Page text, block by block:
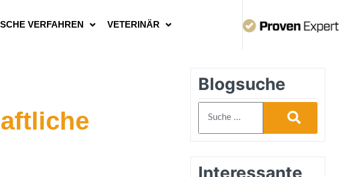
VERFAHREN VETERINÄR
Blogsuche
Interessante